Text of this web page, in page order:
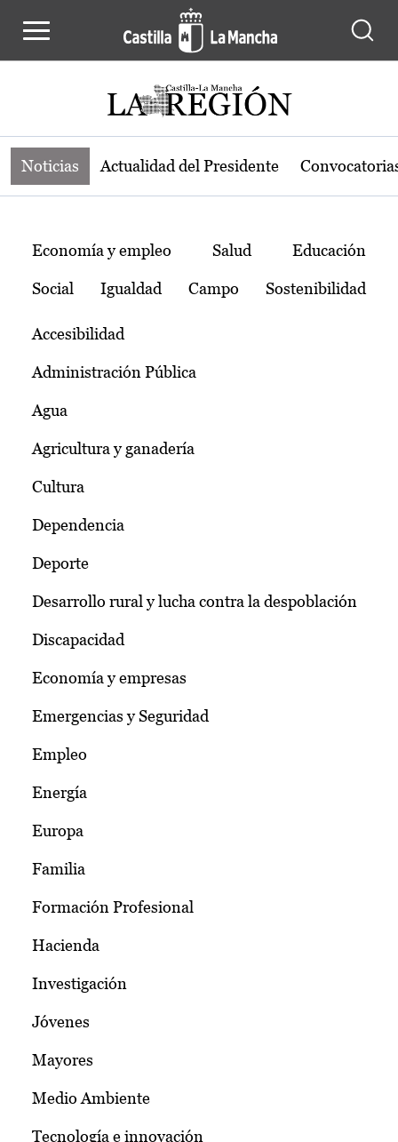
Noticias de la región de Castilla-La
Noticias Actualidad del Presidente
Temas
Economía y empleo Salud Educación
Social Igualdad Campo Sostenibilidad
Accesibilidad
Administración Pública
Agua
Agricultura y ganadería
Cultura
Dependencia
Deporte
Desarrollo rural y lucha contra la despoblación
Discapacidad
Economía y empresas
Emergencias y Seguridad
Empleo
Energía
Europa
Familia
Formación Profesional
Hacienda
Investigación
Jóvenes
Mayores
Medio Ambiente
Tecnología e innovación